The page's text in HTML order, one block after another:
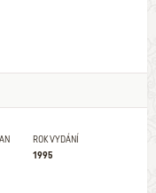
ROK VYDÁNÍ
1995